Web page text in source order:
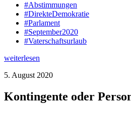
#Abstimmungen
#DirekteDemokratie
#Parlament
#September2020
#Vaterschaftsurlaub
weiterlesen
5. August 2020
Kontingente oder